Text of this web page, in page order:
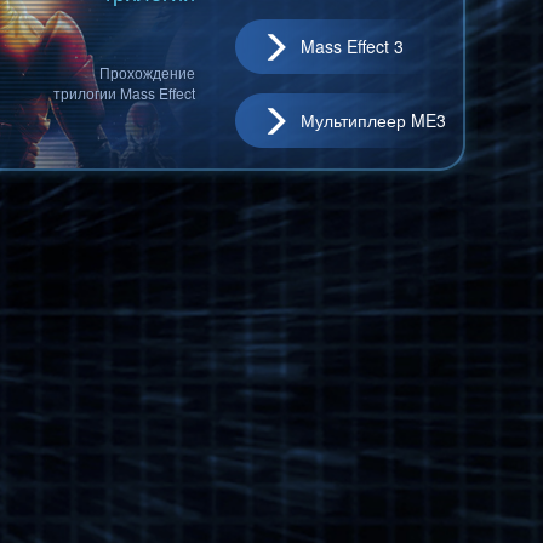
Прохождение
трилогии Mass Effect
Mass Effect 3
Мультиплеер ME3